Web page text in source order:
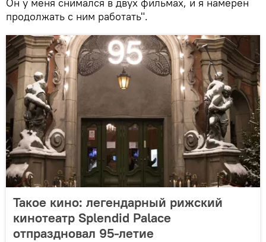
продолжать с ним работать".
Такое кино: легендарный рижский
кинотеатр Splendid Palace
отпраздновал 95-летие